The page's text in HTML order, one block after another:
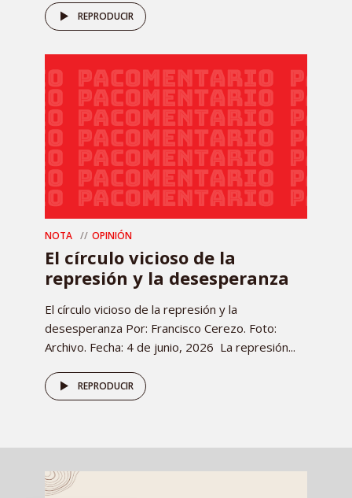
REPRODUCIR
NOTA OPINIÓN
El círculo vicioso de la
represión y la desesperanza
El círculo vicioso de la represión y la
desesperanza Por: Francisco Cerezo. Foto:
Archivo. Fecha: 4 de junio, 2026 La represión...
REPRODUCIR